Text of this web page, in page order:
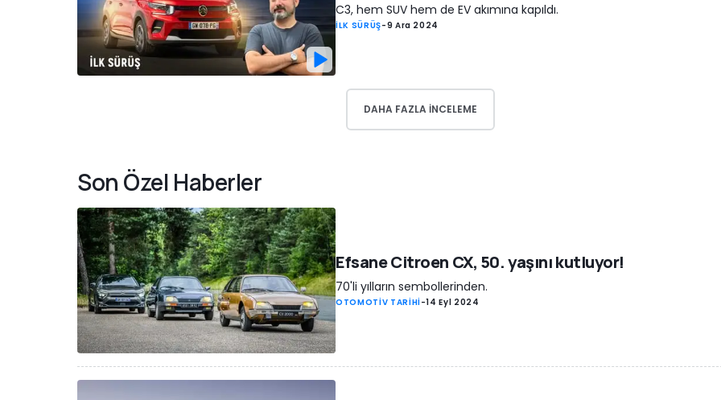
C3, hem SUV hem de EV akımına kapıldı.
İLK SÜRÜŞ-9 Ara 2024
DAHA FAZLA INCELEME
Son Özel Haberler
Efsane Citroen CX, 50. yaşını kutluyor!
70'li yılların sembollerinden.
OTOMOTİV TARİHİ-14 Eyl 2024